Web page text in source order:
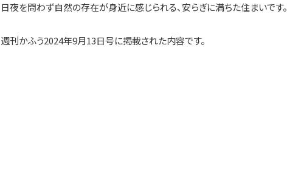
日夜を問わず自然の存在が身近に感じられる、安らぎに満ちた住まいです。
週刊かふう2024年9月13日号に掲載された内容です。